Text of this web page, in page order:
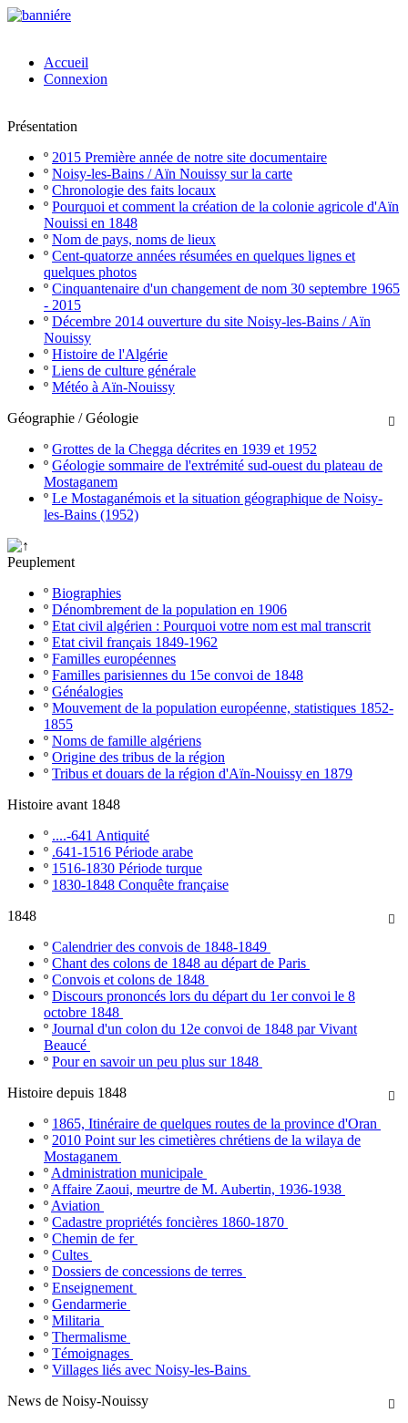
Accueil
Connexion
Présentation
º 2015 Première année de notre site documentaire
º Noisy-les-Bains / Aïn Nouissy sur la carte
º Chronologie des faits locaux
º Pourquoi et comment la création de la colonie agricole d'Aïn
Nouissi en 1848
º Nom de pays, noms de lieux
º Cent-quatorze années résumées en quelques lignes et
quelques photos
º Cinquantenaire d'un changement de nom 30 septembre 1965
- 2015
º Décembre 2014 ouverture du site Noisy-les-Bains / Aïn
Nouissy
º Histoire de l'Algérie
º Liens de culture générale
º Météo à Aïn-Nouissy

Géographie / Géologie
º Grottes de la Chegga décrites en 1939 et 1952
º Géologie sommaire de l'extrémité sud-ouest du plateau de
Mostaganem
º Le Mostaganémois et la situation géographique de Noisy-
les-Bains (1952)
Peuplement
º Biographies
º Dénombrement de la population en 1906
º Etat civil algérien : Pourquoi votre nom est mal transcrit
º Etat civil français 1849-1962
º Familles européennes
º Familles parisiennes du 15e convoi de 1848
º Généalogies
º Mouvement de la population européenne, statistiques 1852-
1855
º Noms de famille algériens
º Origine des tribus de la région
º Tribus et douars de la région d'Aïn-Nouissy en 1879
Histoire avant 1848
º ....-641 Antiquité
º .641-1516 Période arabe
º 1516-1830 Période turque
º 1830-1848 Conquête française

1848
º Calendrier des convois de 1848-1849
º Chant des colons de 1848 au départ de Paris
º Convois et colons de 1848
º Discours prononcés lors du départ du 1er convoi le 8
octobre 1848
º Journal d'un colon du 12e convoi de 1848 par Vivant
Beaucé
º Pour en savoir un peu plus sur 1848

Histoire depuis 1848
º 1865, Itinéraire de quelques routes de la province d'Oran
º 2010 Point sur les cimetières chrétiens de la wilaya de
Mostaganem
º Administration municipale
º Affaire Zaoui, meurtre de M. Aubertin, 1936-1938
º Aviation
º Cadastre propriétés foncières 1860-1870
º Chemin de fer
º Cultes
º Dossiers de concessions de terres
º Enseignement
º Gendarmerie
º Militaria
º Thermalisme
º Témoignages
º Villages liés avec Noisy-les-Bains

News de Noisy-Nouissy